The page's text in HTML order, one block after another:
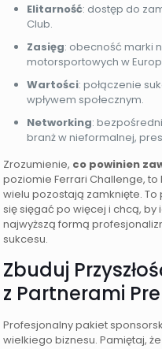
Elitarność: dostęp do
Club.
Zasięg: obecność marki
motorsportowych w
Wartości: połączenie
wpływem społecznym.
Networking:
branż w nieformalnej,
Zrozumienie, co powinien
poziomie Ferrari Challenge,
wielu pozostają zamknięte.
się sięgać po więcej i chcą, by
najwyższą formą
sukcesu.
Zbuduj
z Partnerami
Profesjonalny pakiet
wielkiego biznesu. Pamiętaj,